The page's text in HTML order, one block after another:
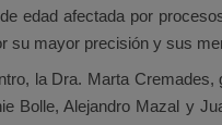
edad afectada por
su mayor precisión y sus
la Dra. Marta
Bolle, Alejandro Mazal y